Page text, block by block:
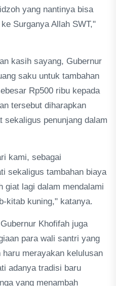
yang nantinya bisa
Surganya Allah SWT,"
kasih sayang, Gubernur
saku untuk tambahan
Rp500 ribu kepada
tersebut diharapkan
sekaligus penunjang dalam
kami, sebagai
sekaligus tambahan biaya
giat lagi dalam mendalami
kitab kuning," katanya.
Khofifah juga
para wali santri yang
merayakan kelulusan
adanya tradisi baru
yang menambah